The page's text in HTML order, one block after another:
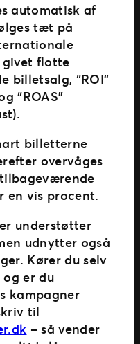
automatisk af
tæt på
givet flotte
billetsalg, “ROI”
“ROAS”
billetterne
overvåges
en vis procent.
understøtter
udnytter også
Kører du selv
er du
kampagner
til
– så vender